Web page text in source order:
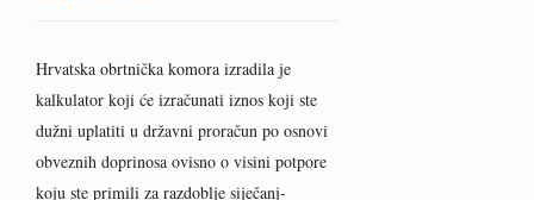
Hrvatska obrtnička komora izradila je
kalkulator koji će izračunati iznos koji ste
dužni uplatiti u državni proračun po osnovi
obveznih doprinosa ovisno o visini potpore
koju ste primili za razdoblje siječanj-